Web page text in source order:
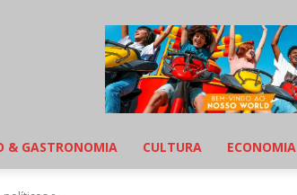
& GASTRONOMIA CULTURA ECONOMIA